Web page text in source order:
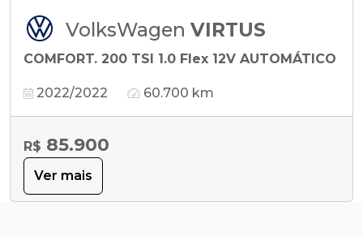
VolksWagen VIRTUS
COMFORT. 200 TSI 1.0 Flex 12V AUTOMÁTICO
2022/2022 60.700 km
R$ 85.900
Ver mais